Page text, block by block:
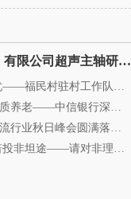
迈菲超声装备（江西）有限公司超声主轴研发和生产项
村驻村工作队与村委心系
——中信银行深圳分行养老
秋日峰会圆满落幕，携手
途——请对非理性购彩说“